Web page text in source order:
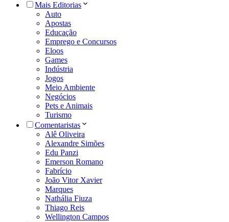
Mais Editorias
Auto
Apostas
Educação
Emprego e Concursos
Eloos
Games
Indústria
Jogos
Meio Ambiente
Negócios
Pets e Animais
Turismo
Comentaristas
Alê Oliveira
Alexandre Simões
Edu Panzi
Emerson Romano
Fabrício
João Vitor Xavier
Marques
Nathália Fiuza
Thiago Reis
Wellington Campos